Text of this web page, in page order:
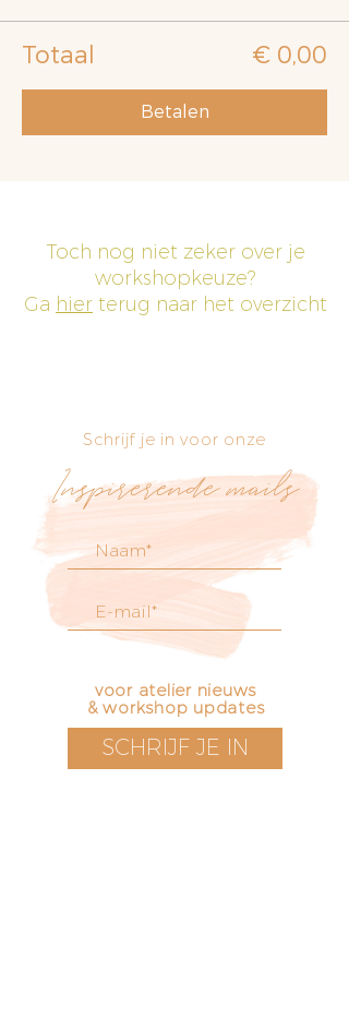
Totaal € 0,00
Betalen
Toch nog niet zeker over je
workshopkeuze?
Ga hier terug naar het overzicht
Schrijf je in voor onze
Inspirerende mails
voor atelier nieuws
& workshop updates
SCHRIJF JE IN